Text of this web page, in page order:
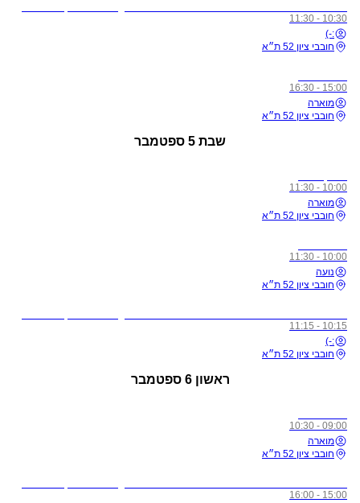
10:30 - 11:30
:-)
חובבי ציון 52 ת״א
15:00 - 16:30
מוארה
חובבי ציון 52 ת״א
שבת 5 ספטמבר
10:00 - 11:30
מוארה
חובבי ציון 52 ת״א
10:00 - 11:30
נועה
חובבי ציון 52 ת״א
10:15 - 11:15
:-)
חובבי ציון 52 ת״א
ראשון 6 ספטמבר
09:00 - 10:30
מוארה
חובבי ציון 52 ת״א
15:00 - 16:00